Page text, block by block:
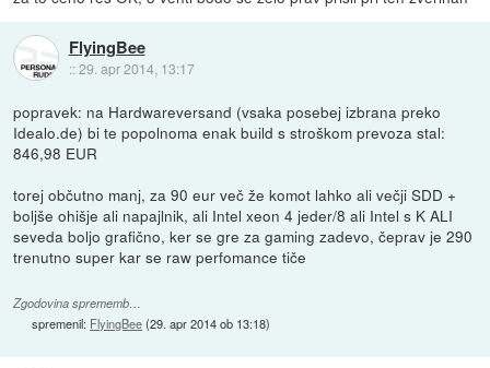
FlyingBee
::29. apr 2014, 13:17
popravek: na Hardwareversand (vsaka posebej izbrana preko
Idealo.de) bi te popolnoma enak build s stroškom prevoza stal:
846,98 EUR
torej občutno manj, za 90 eur več že komot lahko ali večji SDD +
boljše ohišje ali napajlnik, ali Intel xeon 4 jeder/8 ali Intel s K ALI
seveda boljo grafično, ker se gre za gaming zadevo, čeprav je 290
trenutno super kar se raw perfomance tiče
Zgodovina sprememb…
spremenil: FlyingBee(29. apr 2014 ob 13:18)